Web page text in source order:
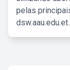
pelas
dsw.aau.edu.et.